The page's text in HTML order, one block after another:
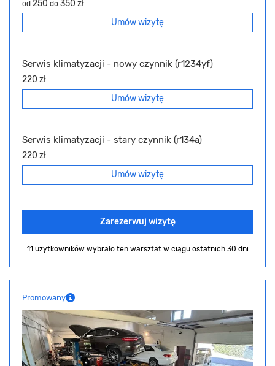
od 250 do 350 zł
Umów wizytę
Serwis klimatyzacji - nowy czynnik (r1234yf)
220 zł
Umów wizytę
Serwis klimatyzacji - stary czynnik (r134a)
220 zł
Umów wizytę
Zarezerwuj wizytę
11 użytkowników wybrało ten warsztat w ciągu ostatnich 30 dni
Promowany